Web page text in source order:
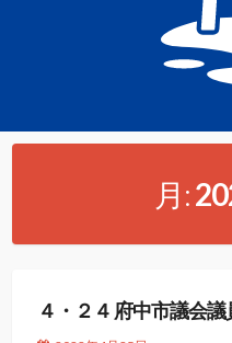
月:
４・２４ 府中市議会